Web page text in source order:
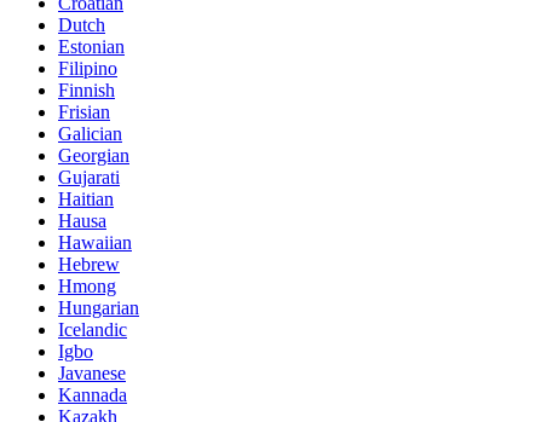
Dutch
Estonian
Filipino
Finnish
Frisian
Galician
Georgian
Gujarati
Haitian
Hausa
Hawaiian
Hebrew
Hmong
Hungarian
Icelandic
Igbo
Javanese
Kannada
Kazakh